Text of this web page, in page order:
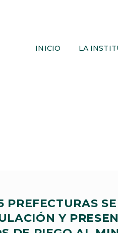
INICIO LA
PREFECTURAS
Y